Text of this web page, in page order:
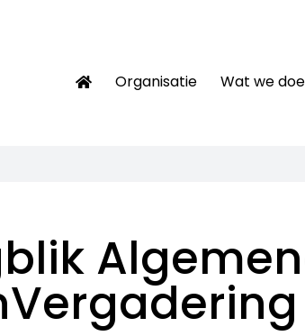
Organisatie Wat we